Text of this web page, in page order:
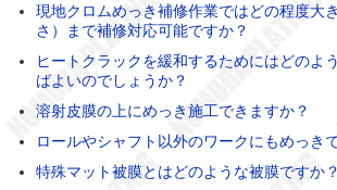
現地クロムめっき補修作業ではどの程度大
さ）まで補修対応可能ですか？
ヒートクラックを緩和するためにはどのよ
ばよいのでしょうか？
溶射皮膜の上にめっき施工できますか？
ロールやシャフト以外のワークにもめっき
特殊マット被膜とはどのような被膜ですか？